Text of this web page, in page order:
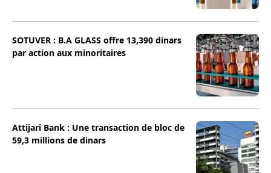
SOTUVER : B.A GLASS offre 13,390 dinars
par action aux minoritaires
Attijari Bank : Une transaction de bloc de
59,3 millions de dinars